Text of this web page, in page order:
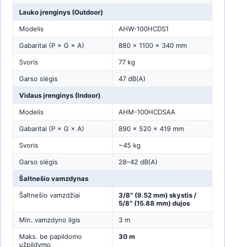
Lauko įrenginys (Outdoor)
Modelis AHW-100HCDS1
Gabaritai (P × G × A) 880 × 1100 × 340 mm
Svoris 77 kg
Garso slėgis 47 dB(A)
Vidaus įrenginys (Indoor)
Modelis AHM-100HCDSAA
Gabaritai (P × G × A) 890 × 520 × 419 mm
Svoris ~45 kg
Garso slėgis 28–42 dB(A)
Šaltnešio vamzdynas
Šaltnešio vamzdžiai
3/8″ (9.52 mm) skystis /
5/8″ (15.88 mm) dujos
Min. vamzdyno ilgis 3 m
Maks. be papildomo
užpildymo
30 m